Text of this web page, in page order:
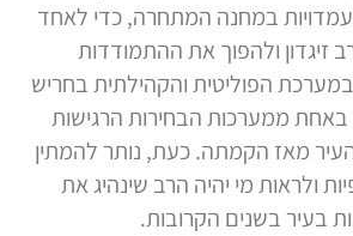
במחנה המתחרה, כדי לאחד
זיגדון ולהפוך את ההתמודדות
הפוליטית והקהילתית בחריש
באחת ממערכות הבחירות הרגישות
מאז הקמתה. כעת, נותר להמתין
ולראות מי יהיה הרב שינהיג את
בעיר בשנים הקרובות.